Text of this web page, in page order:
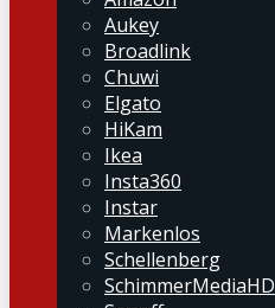
Aukey
Broadlink
Chuwi
Elgato
HiKam
Ikea
Insta360
Instar
Markenlos
Schellenberg
SchimmerMediaHD